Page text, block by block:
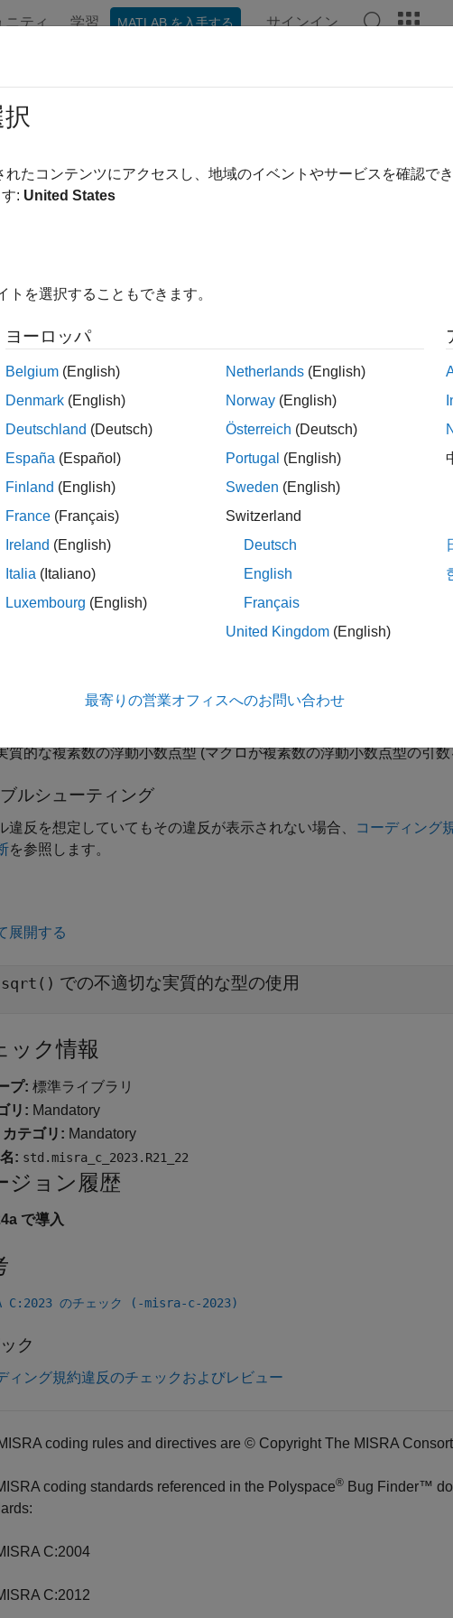
ニティ 学習 MATLAB を入手する サインイン
C:2023 Rule 21.22
arguments to any type-generic macros declared in <tgmath.h>
以降
arguments to any type-generic macros declared in <tgmath.h>
で宣言されたジェネリック型のマクロは、実質的な符号付き型、
型の引数のみをサポートします。他の型の引数を使用すると、未定
は、MISRA C:2012 Rule 10.1 を参照してください。
のマクロのサブセットでは、実質的な複素数の浮動小数点型の引数
数の引数をサポートしません。これらのマクロで、実質的な複素数
作になります。
実装
で宣言されたマクロが、次のいずれかのデータ型の引数ととも
報告します。
実質的な enum 型。
質的な複素数の浮動小数点型 (マクロが複素数の浮動小数点型の引
ブルシューティング
違反を想定していてもその違反が表示されない場合、
コーディング
を参照します。
展開する
sqrt() での不適切な実質的な型の使用
ック情報
プ: 標準ライブラリ
リ: Mandatory
テゴリ: Mandatory
: std.misra_c_2023.R21_22
ジョン履歴
で導入
C:2023 のチェック (-misra-c-2023)
ク
ィング規約違反のチェックおよびレビュー
coding rules and directives are © Copyright The MISRA
coding standards referenced in the Polyspace® Bug Finder™
C:2004
C:2012
たコンテンツにアクセスし、地域のイベントやサービスを確認で
: United States
トを選択することもできます。
ヨーロッパ
Belgium (English)
Denmark (English)
Deutschland (Deutsch)
España (Español)
Finland (English)
France (Français)
Ireland (English)
Italia (Italiano)
Luxembourg (English)
Netherlands (English)
Norway (English)
Österreich (Deutsch)
Portugal (English)
Sweden (English)
Switzerland
Deutsch
English
Français
United Kingdom (English)
最寄りの営業オフィスへのお問い合わせ